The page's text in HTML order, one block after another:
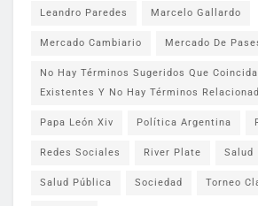
Leandro Paredes Marcelo Gallardo
Mercado Cambiario Mercado De
No Hay Términos Sugeridos Que
Existentes Y No Hay Términos
Papa León Xiv Política Argentina
Redes Sociales River Plate Salud
Salud Pública Sociedad Torneo